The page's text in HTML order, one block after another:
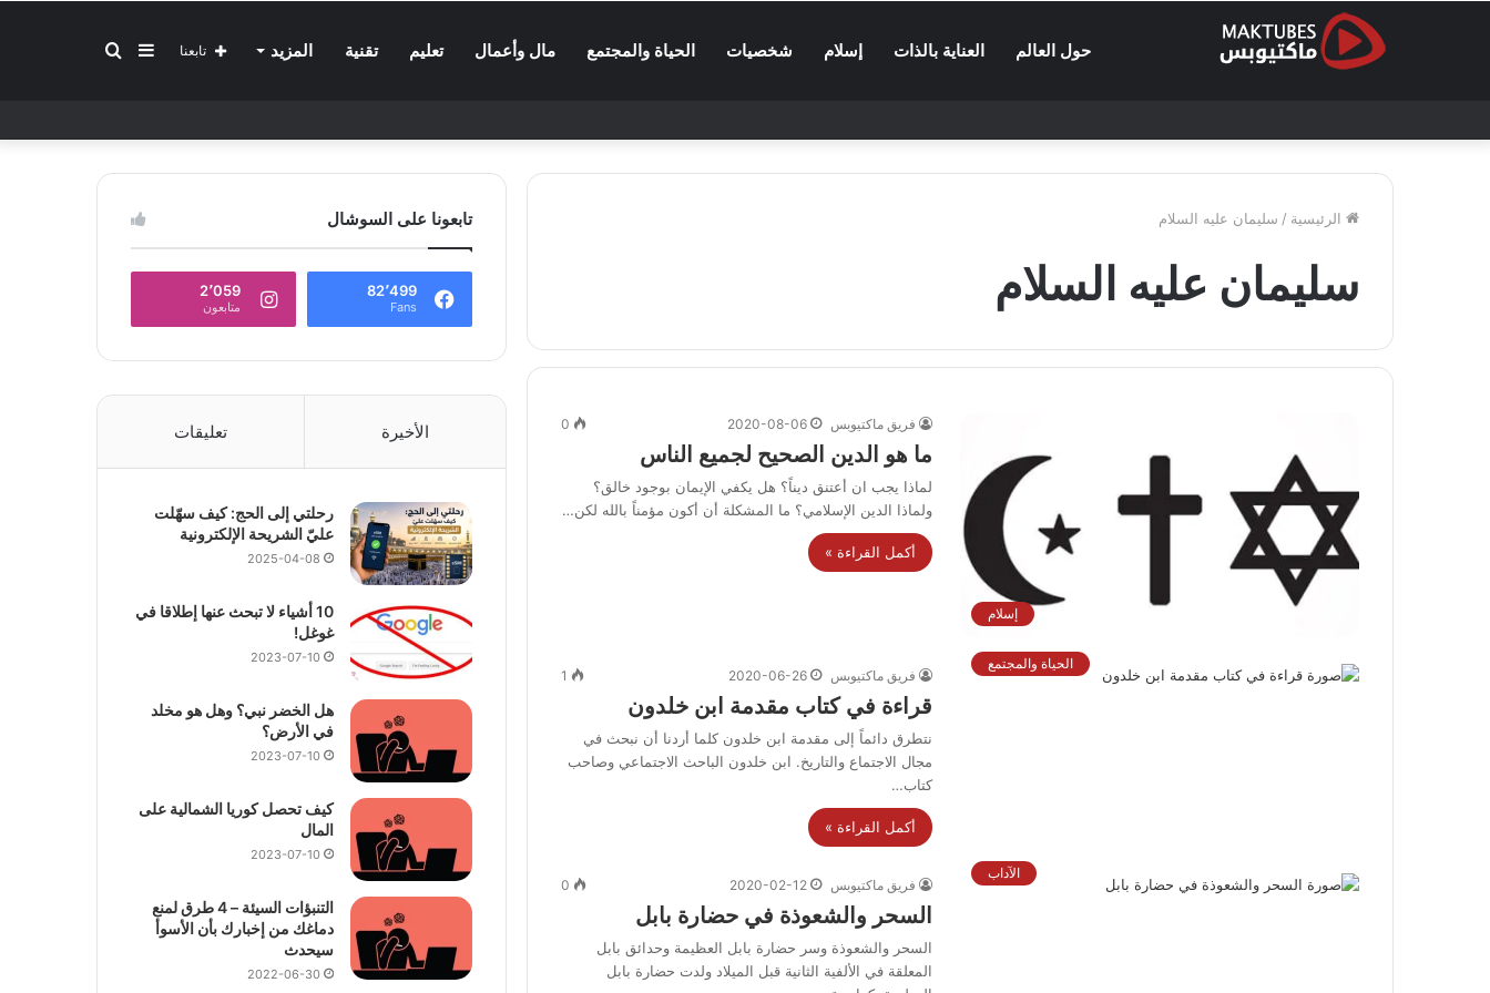
حول العالم العناية بالذات إسلام شخصيات الحياة والمجتمع مال وأعمال تعليم تقنية المزيد بحثإضافة
جانبي
تابعنا
الرئيسية / سليمان عليه السلام
سليمان عليه السلام
إسلام
فريق ماكتيوبس 2020-08-06
0
ما هو الدين الصحيح لجميع الناس
لماذا يجب ان أعتنق ديناً؟ هل يكفي الإيمان بوجود خالق؟
ولماذا الدين الإسلامي؟ ما المشكلة أن أكون مؤمناً بالله لكن…
أكمل القراءة »
الحياة والمجتمع
فريق ماكتيوبس 2020-06-26
1
قراءة في كتاب مقدمة ابن خلدون
نتطرق دائماً إلى مقدمة ابن خلدون كلما أردنا أن نبحث في
مجال الاجتماع والتاريخ. ابن خلدون الباحث الاجتماعي وصاحب
كتاب…
أكمل القراءة »
الآداب
فريق ماكتيوبس 2020-02-12
0
السحر والشعوذة في حضارة بابل
السحر والشعوذة وسر حضارة بابل العظيمة وحدائق بابل
المعلقة في الألفية الثانية قبل الميلاد ولدت حضارة بابل
تابعونا على السوشال
82٬499
Fans
2٬059
متابعون
الأخيرة تعليقات
رحلتي إلى الحج: كيف سهّلت
عليّ الشريحة الإلكترونية
2025-04-08
10 أشياء لا تبحث عنها إطلاقا في
غوغل!
2023-07-10
هل الخضر نبي؟ وهل هو مخلد
في الأرض؟
2023-07-10
كيف تحصل كوريا الشمالية على
المال
2023-07-10
التنبؤات السيئة – 4 طرق لمنع
دماغك من إخبارك بأن الأسوأ
سيحدث
2022-06-30